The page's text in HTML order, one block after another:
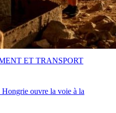
ouvre la voie à la
ET TRANSPORT